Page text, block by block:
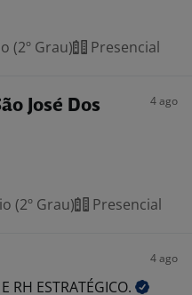
(2º Grau) Presencial
José Dos
4 ago
(2º Grau) Presencial
4 ago
RH ESTRATÉGICO.